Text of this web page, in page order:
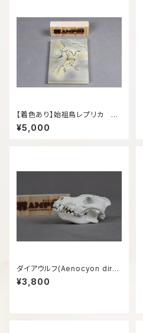
【着色あり】始祖鳥レプリカ 約
12㎝
¥5,000
ダイアウルフ(Aenocyon diru
s) 復元頭骨模型8㎝サイズ
¥3,800